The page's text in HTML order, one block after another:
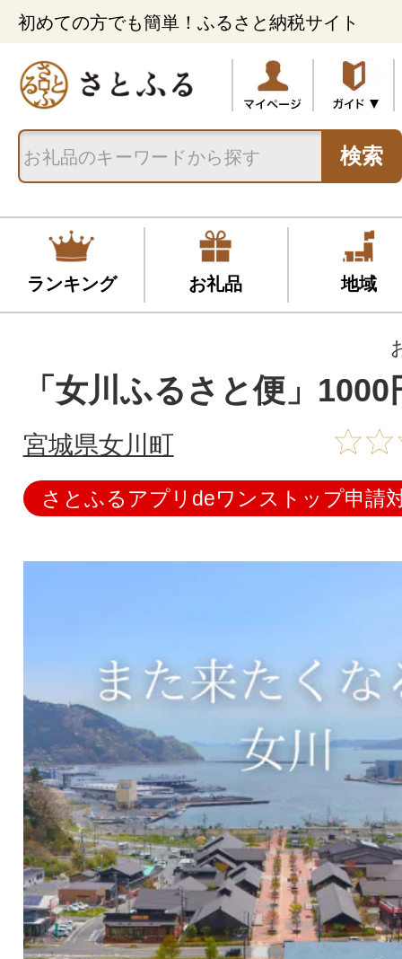
初めての方でも簡単！ふるさと納税サイト
検索
ランキング お礼品 地域
「女川ふるさと便」
宮城県女川町
さとふるアプリdeワンストップ申請